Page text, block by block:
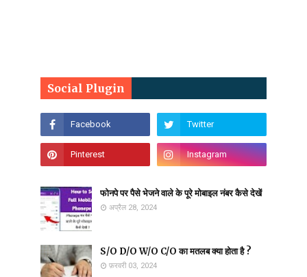
Social Plugin
फोनपे पर पैसे भेजने वाले के पूरे मोबाइल नंबर कैसे देखें
अप्रैल 28, 2024
S/O D/O W/O C/O का मतलब क्या होता है ?
फ़रवरी 03, 2024